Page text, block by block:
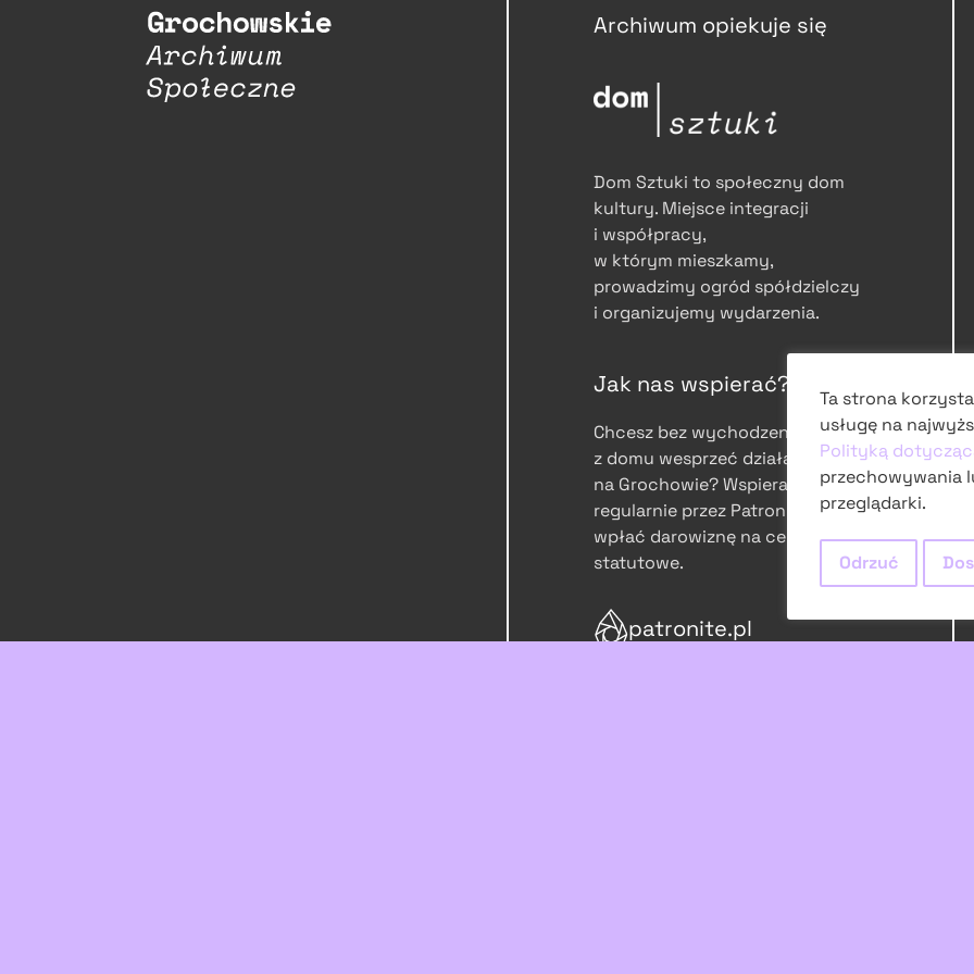
Archiwum opiekuje się
Dom Sztuki to społeczny dom
kultury. Miejsce integracji
i współpracy,
w którym mieszkamy,
prowadzimy ogród spółdzielczy
i organizujemy wydarzenia.
Jak nas wspierać?
Chcesz bez wychodzenia
z domu wesprzeć działalność
na Grochowie? Wspieraj nas
regularnie przez Patronite lub
wpłać darowiznę na cele
statutowe.
patronite.pl
Ta strona
usługę na
Polityką
przechowywania
przeglądarki.
Odrzuć